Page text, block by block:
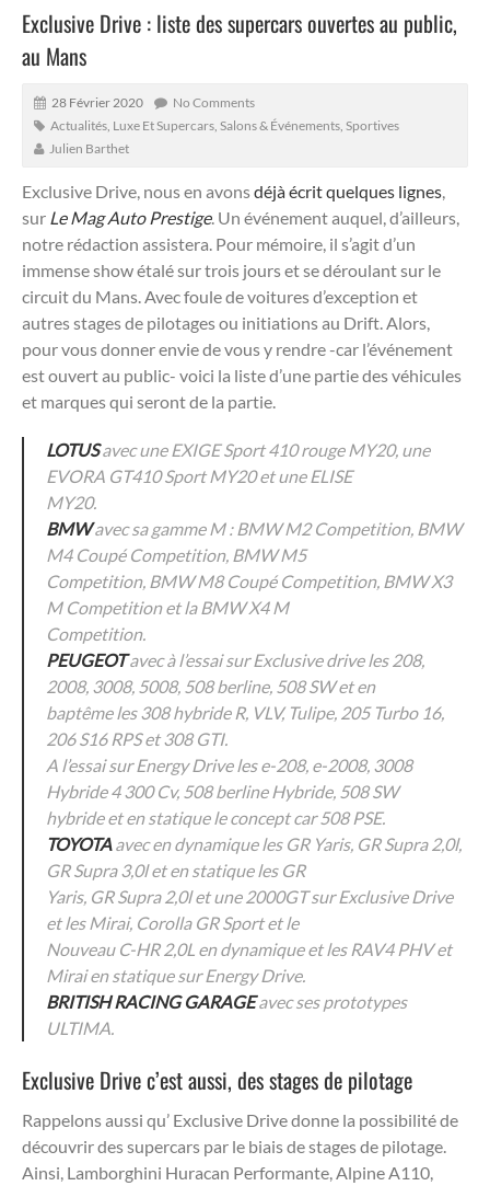
Exclusive Drive : liste des supercars ouvertes au public,
au Mans
28 Février 2020
No Comments
Actualités Luxe Et Supercars Salons & Événements Sportives
Julien Barthet
Exclusive Drive, nous en avonsdéjà écrit quelques lignes,
sur Le Mag Auto Prestige. Un événement auquel, d’ailleurs,
notre rédaction assistera. Pour mémoire, il s’agit d’un
immense show étalé sur trois jours et se déroulant sur le
circuit du Mans.Avec foule de voitures d’exception et
autres stages de pilotages ou initiations au Drift. Alors,
pour vous donner envie de vous y rendre -car l’événement
est ouvert au public- voici la liste d’une partie des véhicules
et marques qui seront de la partie.
LOTUSavec une EXIGE Sport 410 rouge MY20, une
EVORA GT410 Sport MY20 et une ELISE
MY20.
BMWavec sa gamme M : BMW M2 Competition, BMW
M4 Coupé Competition, BMW M5
Competition, BMW M8 Coupé Competition, BMW X3
M Competition et la BMW X4 M
Competition.
PEUGEOTavec à l’essai sur Exclusive drive les 208,
2008, 3008, 5008, 508 berline, 508 SW et en
baptême les 308 hybride R, VLV, Tulipe, 205 Turbo 16,
206 S16 RPS et 308 GTI.
A l’essai sur Energy Drive les e-208, e-2008, 3008
Hybride 4 300 Cv, 508 berline Hybride, 508 SW
hybride et en statique le concept car 508 PSE.
TOYOTAavec en dynamique les GR Yaris, GR Supra 2,0l,
GR Supra 3,0l et en statique les GR
Yaris, GR Supra 2,0l et une 2000GT sur Exclusive Drive
et les Mirai, Corolla GR Sport et le
Nouveau C-HR 2,0L en dynamique et les RAV4 PHV et
Mirai en statique sur Energy Drive.
BRITISH RACING GARAGEavec ses prototypes
ULTIMA.
Exclusive Drive c’est aussi, des stages de pilotage
Rappelons aussi qu’ Exclusive Drive donne la possibilité de
découvrir des supercars par le biais de stages de pilotage.
Ainsi, Lamborghini Huracan Performante, Alpine A110,